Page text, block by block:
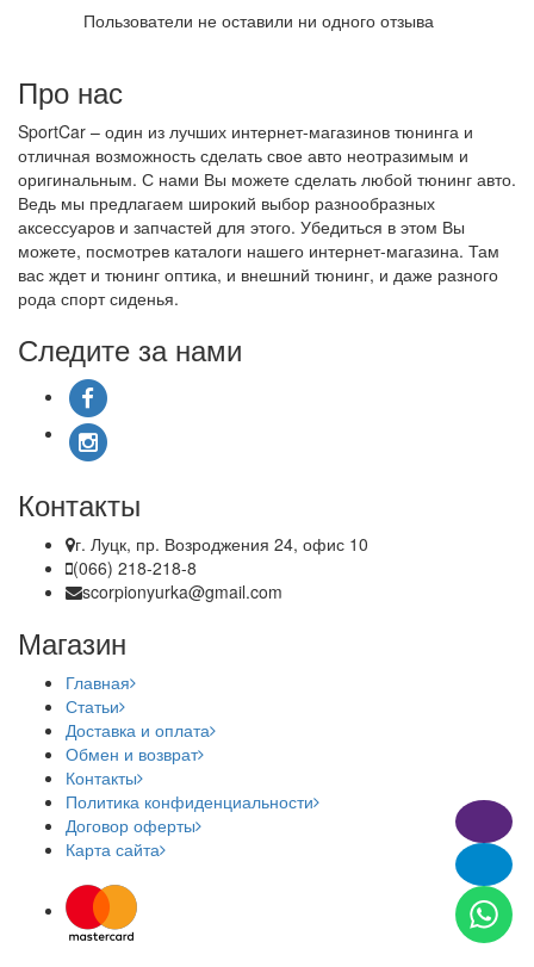
Пользователи не оставили ни одного отзыва
Про нас
SportCar – один из лучших интернет-магазинов тюнинга и
отличная возможность сделать свое авто неотразимым и
оригинальным. С нами Вы можете сделать любой тюнинг авто.
Ведь мы предлагаем широкий выбор разнообразных
аксессуаров и запчастей для этого. Убедиться в этом Вы
можете, посмотрев каталоги нашего интернет-магазина. Там
вас ждет и тюнинг оптика, и внешний тюнинг, и даже разного
рода спорт сиденья.
Следите за нами
Контакты
г. Луцк, пр. Возроджения 24, офис 10
(066) 218-218-8
scorpionyurka@gmail.com
Магазин
Главная
Статьи
Доставка и оплата
Обмен и возврат
Контакты
Политика конфиденциальности
Договор оферты
Карта сайта